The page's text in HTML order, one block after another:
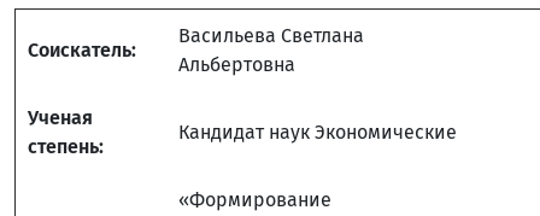
Соискатель:
Васильева Светлана
Альбертовна
Ученая
степень:
Кандидат наук Экономические
«Формирование